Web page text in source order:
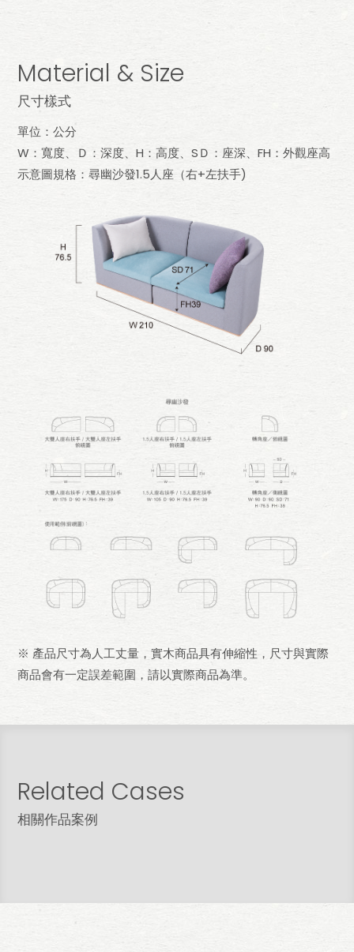
Material & Size
尺寸樣式
單位：公分
W：寬度、Ｄ：深度、H：高度、SＤ：座深、FH：外觀座高
示意圖規格：尋幽沙發1.5人座（右+左扶手)
※ 產品尺寸為人工丈量，實木商品具有伸縮性，尺寸與實際
商品會有一定誤差範圍，請以實際商品為準。
Related Cases
相關作品案例
台南 林宅